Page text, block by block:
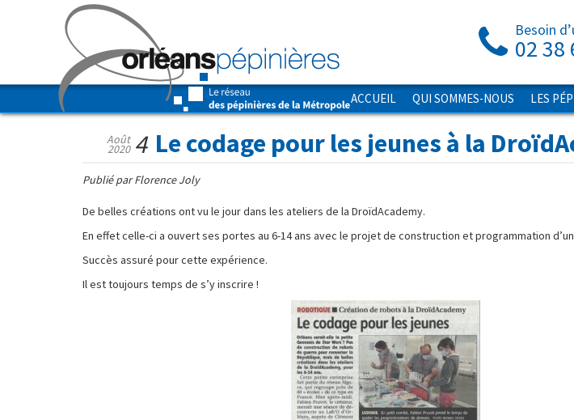
Besoin
02 38
ACCUEIL QUI SOMMES-NOUS LES
Le codage pour les jeunes à la
Août
2020 4
Publié par Florence Joly
De belles créations ont vu le jour dans les ateliers de la DroïdAcademy.
En effet celle-ci a ouvert ses portes au 6-14 ans avec le projet de construction et programmation
Succès assuré pour cette expérience.
Il est toujours temps de s’y inscrire !